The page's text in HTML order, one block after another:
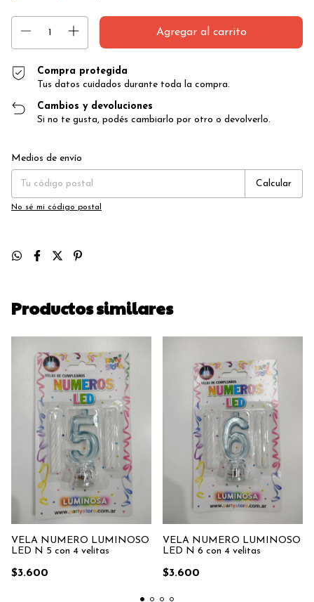
Compra protegida
Tus datos cuidados durante toda la compra.
Cambios y devoluciones
Si no te gusta, podés cambiarlo por otro o devolverlo.
Entregas para el CP:
Medios de envío
Calcular
No sé mi código postal
Productos similares
VELA NUMERO LUMINOSO
LED N 5 con 4 velitas
$3.600
VELA NUMERO LUMINOSO
LED N 6 con 4 velitas
$3.600